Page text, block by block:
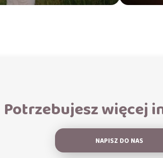
Potrzebujesz więcej
NAPISZ DO NAS